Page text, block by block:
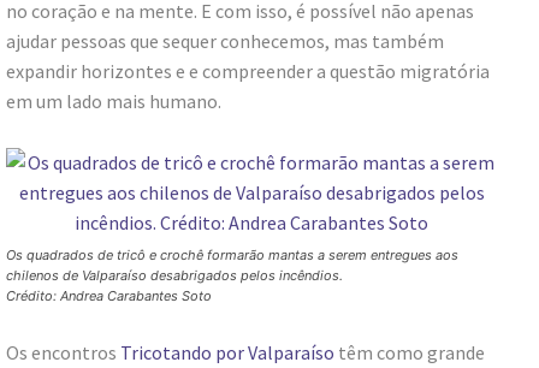
no coração e na mente. E com isso, é possível não apenas
ajudar pessoas que sequer conhecemos, mas também
expandir horizontes e e compreender a questão migratória
em um lado mais humano.
Os quadrados de tricô e crochê formarão mantas a serem entregues aos
chilenos de Valparaíso desabrigados pelos incêndios.
Crédito: Andrea Carabantes Soto
Os encontros Tricotando por Valparaíso têm como grande